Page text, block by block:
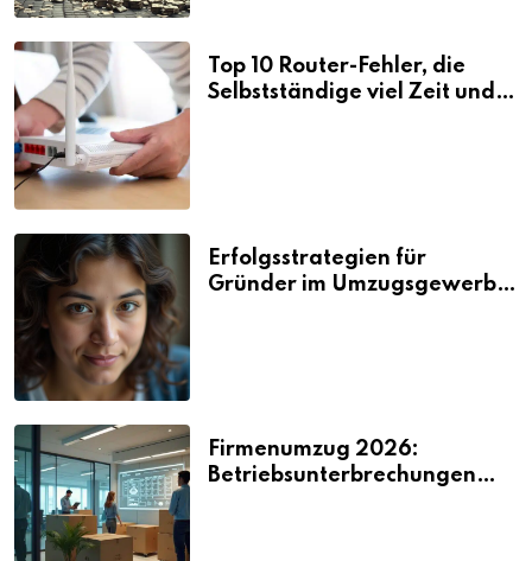
Top 10 Router-Fehler, die
Selbstständige viel Zeit und
Erfolgsstrategien für
Gründer im Umzugsgewerbe
Firmenumzug 2026:
Betriebsunterbrechungen